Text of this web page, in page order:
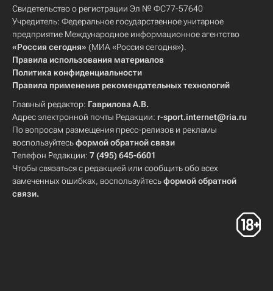
Свидетельство о регистрации Эл № ФС77-57640
Учредитель: Федеральное государственное унитарное
предприятие Международное информационное агентство
«Россия сегодня» (МИА «Россия сегодня»).
Правила использования материалов
Политика конфиденциальности
Правила применения рекомендательных технологий
Главный редактор: Гаврилова А.В.
Адрес электронной почты Редакции: r-sport.internet@ria.ru
По вопросам размещения пресс-релизов и рекламы
воспользуйтесьформой обратной связи
Телефон Редакции: 7 (495) 645-6601
Чтобы связаться с редакцией или сообщить обо всех
замеченных ошибках, воспользуйтесьформой обратной
связи.